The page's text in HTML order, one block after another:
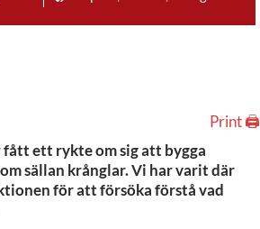
Print 🖨
ett rykte om sig att bygga
sällan krånglar. Vi har varit där
för att försöka förstå vad